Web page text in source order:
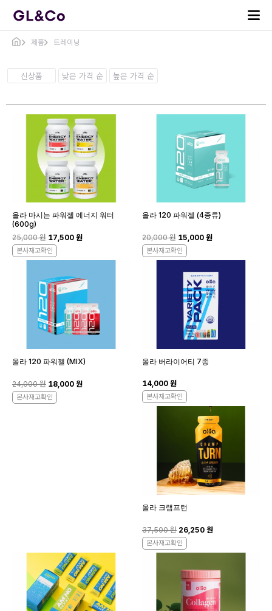
제품 트레이닝
신상품 낮은 가격 순 높은 가격 순
올라 마시는 파워젤 에너지 워터
(600g)
25,000 원 17,500 원
본사재고확인
올라 120 파워젤 (4종류)
20,000 원 15,000 원
본사재고확인
올라 120 파워젤 (MIX)
24,000 원 18,000 원
본사재고확인
올라 버라이어티 7종
14,000 원
본사재고확인
올라 크램프턴
37,500 원 26,250 원
본사재고확인